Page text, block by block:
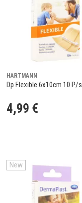
HARTMANN
Dp Flexible 6x10cm 10 P/s
4,99 €
New